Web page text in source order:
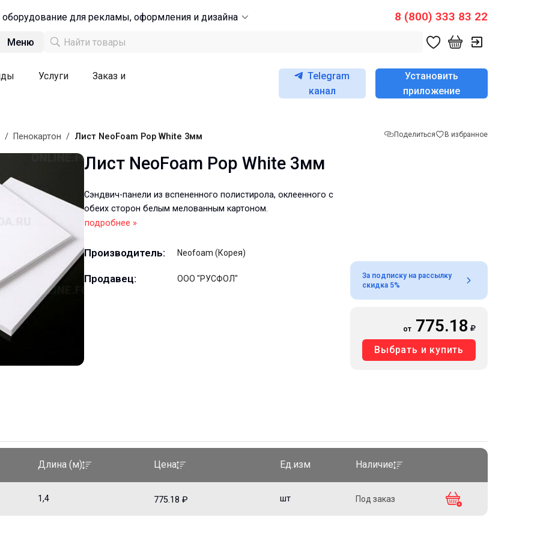
для рекламы, оформления и дизайна 8 (800) 333 83 22
Меню
Услуги
Заказ и
Telegram
канал
Установить
приложение
Поделиться В избранное
/ Пенокартон / Лист NeoFoam Pop White 3мм
Лист NeoFoam Pop White 3мм
Сэндвич-панели из вспененного полистирола, оклеенного с
обеих сторон белым мелованным картоном.
подробнее »
Производитель: Neofoam (Корея)
Продавец: ООО "РУСФОЛ"
За подписку на рассылку
скидка 5%
от 775.18
Выбрать и купить
Длина (м) Цена Ед.изм Наличие
1,4 775.18 ₽ шт Под заказ